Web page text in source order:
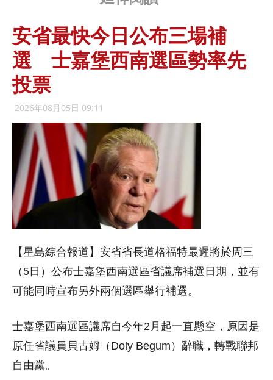
安省最快今日公布三場補
選 士嘉堡西南選區勢率先
投票
2026年08月05日 09:11
【星島綜合報道】安省省長道格福特最遲將於周三
（5日）公布士嘉堡西南選區省議席補選日期，並有
可能同時宣布另外兩個選區舉行補選。
士嘉堡西南選區議席自今年2月起一直懸空，原因是
原任省議員貝古姆（Doly Begum）辭職，轉戰聯邦
自由黨。